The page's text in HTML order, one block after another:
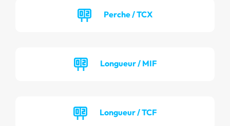
Perche / TCX
Longueur / MIF
Longueur / TCF